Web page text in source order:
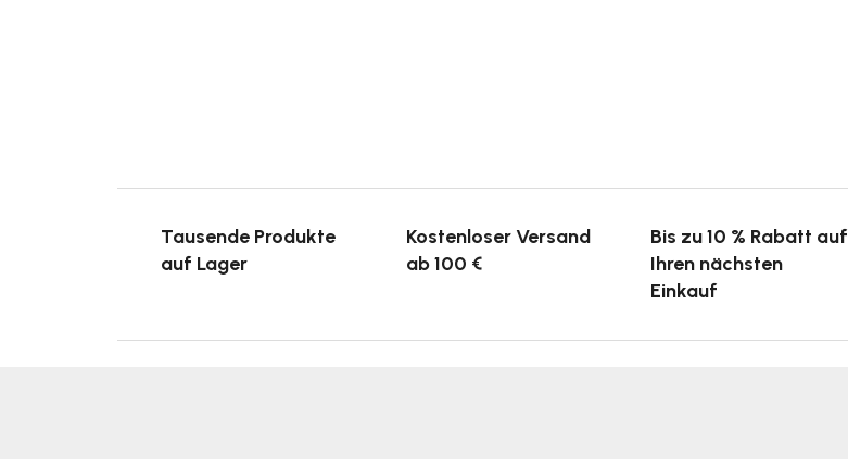
Tausende Produkte
auf Lager
Kostenloser Versand
ab 100 €
Bis zu 10 % Rabatt auf
Ihren nächsten
Einkauf